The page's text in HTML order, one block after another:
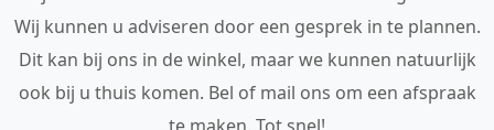
Wij kunnen u adviseren door een gesprek in te plannen.
Dit kan bij ons in de winkel, maar we kunnen natuurlijk
ook bij u thuis komen. Bel of mail ons om een afspraak